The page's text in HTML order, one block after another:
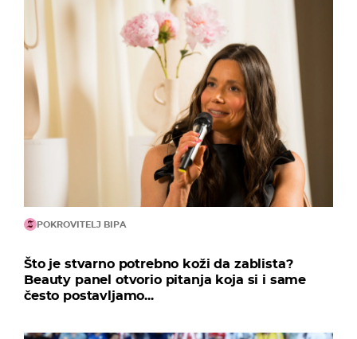
POKROVITELJ BIPA
Što je stvarno potrebno koži da zablista?
Beauty panel otvorio pitanja koja si i same
često postavljamo...